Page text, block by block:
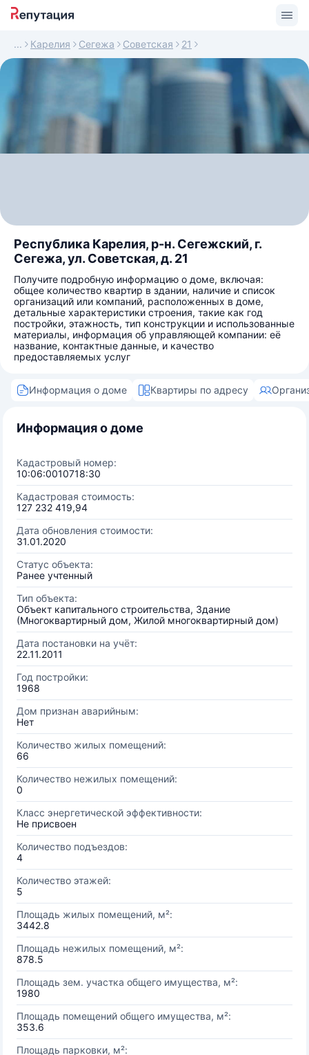
Карелия Сегежа Советская 21
Республика Карелия, р-н. Сегежский, г.
Сегежа, ул. Советская, д. 21
Получите подробную информацию о доме, включая:
общее количество квартир в здании, наличие и список
организаций или компаний, расположенных в доме,
детальные характеристики строения, такие как год
постройки, этажность, тип конструкции и использованные
материалы, информация об управляющей компании: её
название, контактные данные, и качество
предоставляемых услуг
Информация о доме Квартиры по адресу
Информация о доме
Кадастровый номер:
10:06:0010718:30
Кадастровая стоимость:
127 232 419,94
Дата обновления стоимости:
31.01.2020
Статус объекта:
Ранее учтенный
Тип объекта:
Объект капитального строительства, Здание
(Многоквартирный дом, Жилой многоквартирный дом)
Дата постановки на учёт:
22.11.2011
Год постройки:
1968
Дом признан аварийным:
Нет
Количество жилых помещений:
66
Количество нежилых помещений:
0
Класс энергетической эффективности:
Не присвоен
Количество подъездов:
4
Количество этажей:
5
Площадь жилых помещений, м²:
3442.8
Площадь нежилых помещений, м²:
878.5
Площадь зем. участка общего имущества, м²:
1980
Площадь помещений общего имущества, м²:
353.6
Площадь парковки, м²: